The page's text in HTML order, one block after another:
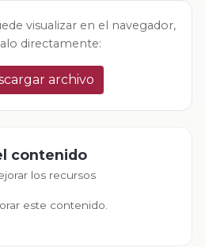
visualizar en el navegador,
directamente:
archivo
contenido
los recursos
este contenido.